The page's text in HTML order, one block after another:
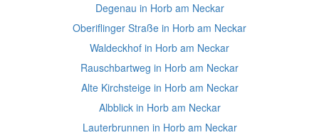
Degenau in Horb am Neckar
Oberiflinger Straße in Horb am Neckar
Waldeckhof in Horb am Neckar
Rauschbartweg in Horb am Neckar
Alte Kirchsteige in Horb am Neckar
Albblick in Horb am Neckar
Lauterbrunnen in Horb am Neckar